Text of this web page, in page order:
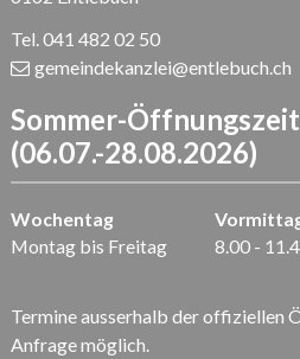
Tel. 041 482 02 50
gemeindekanzlei@entlebuch.ch
Sommer-
(06.07.-28.08.2026)
Wochentag
Montag bis Freitag
8.00 -
Termine ausserhalb der offiziellen
Anfrage möglich.